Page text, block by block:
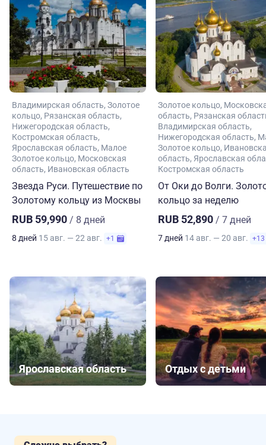
Владимирская область Золотое
кольцо Рязанская область
Нижегородская область
Костромская область
Ярославская область Малое
Золотое кольцо Московская
область Ивановская область
Звезда Руси. Путешествие по
Золотому кольцу из Москвы
RUB 59,990 / 8 дней
8 дней 15 авг. — 22 авг. +1
Золотое кольцо
область Рязанская
Владимирская область
Нижегородская область
Золотое кольцо
область Ярославская
Костромская область
От Оки до Волги.
кольцо за неделю
RUB 52,890 / 7 дней
7 дней 14 авг. — 20 авг. +13
Ярославская область Отдых с детьми